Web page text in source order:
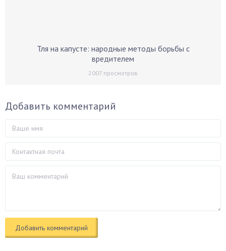
Тля на капусте: народные методы борьбы с
вредителем
2007 просмотров
Добавить комментарий